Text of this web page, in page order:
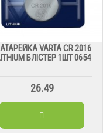
VARTA CR 2016
БЛІСТЕР 1ШТ 0654
26.49